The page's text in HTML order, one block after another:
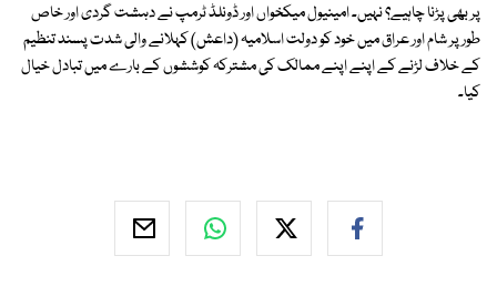
پر بھی پڑنا چاہیے؟ نہیں۔ امینیول میکخواں اور ڈونلڈ ٹرمپ نے دہشت گردی اور خاص
طور پر شام اور عراق میں خود کو دولت اسلامیہ (داعش) کہلانے والی شدت پسند تنظیم
کے خلاف لڑنے کے اپنے اپنے ممالک کی مشترکہ کوششوں کے بارے میں تبادل خیال
کیا۔